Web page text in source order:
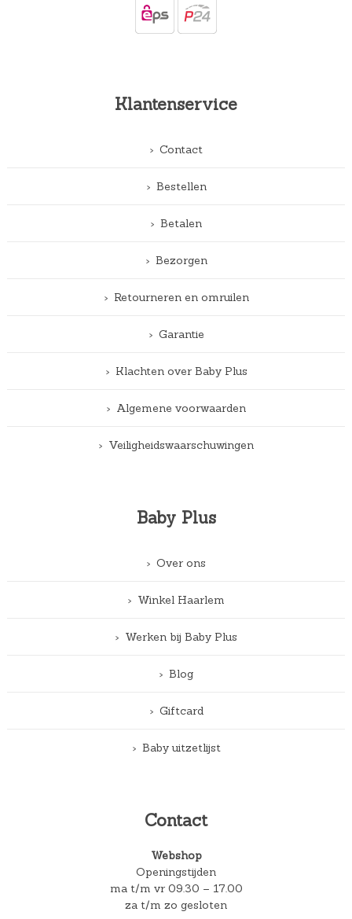
Klantenservice
Contact
Bestellen
Betalen
Bezorgen
Retourneren en omruilen
Garantie
Klachten over Baby Plus
Algemene voorwaarden
Veiligheidswaarschuwingen
Baby Plus
Over ons
Winkel Haarlem
Werken bij Baby Plus
Blog
Giftcard
Baby uitzetlijst
Contact
Webshop
Openingstijden
ma t/m vr 09.30 – 17.00
za t/m zo gesloten